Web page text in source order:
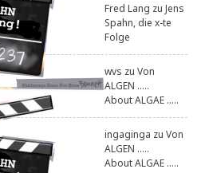
Fred Lang zuJens
Spahn, die x-te
Folge
wvs zuVon
ALGEN .....
About ALGAE .....
ingaginga zuVon
ALGEN .....
About ALGAE .....